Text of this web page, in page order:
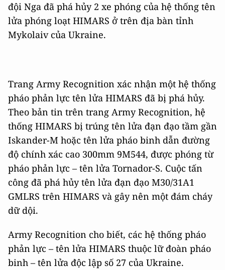
đội Nga đã phá hủy 2 xe phóng của hệ thống tên
lửa phóng loạt HIMARS ở trên địa bàn tỉnh
Mykolaiv của Ukraine.
Trang Army Recognition xác nhận một hệ thống
pháo phản lực tên lửa HIMARS đã bị phá hủy.
Theo bản tin trên trang Army Recognition, hệ
thống HIMARS bị trúng tên lửa đạn đạo tầm gần
Iskander-M hoặc tên lửa pháo binh dẫn đường
độ chính xác cao 300mm 9M544, được phóng từ
pháo phản lực – tên lửa Tornador-S. Cuộc tấn
công đã phá hủy tên lửa đạn đạo M30/31A1
GMLRS trên HIMARS và gây nên một đám cháy
dữ dội.
Army Recognition cho biết, các hệ thống pháo
phản lực – tên lửa HIMARS thuộc lữ đoàn pháo
binh – tên lửa độc lập số 27 của Ukraine.